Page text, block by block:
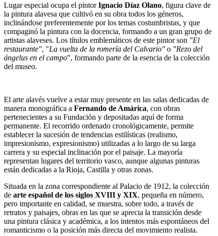
Lugar especial ocupa el pintorIgnacio Díaz Olano, figura clave de
la pintura alavesa que cultivó en su obra todos los géneros,
inclinándose preferentemente por los temas costumbristas, y que
compaginó la pintura con la docencia, formando a un gran grupo de
artistas alaveses. Los títulos emblemáticos de este pintor son "El
restaurante", "La vuelta de la romería del Calvario" o "Rezo del
ángelus en el campo", formando parte de la esencia de la colección
del museo.
El arte alavés vuelve a estar muy presente en las salas dedicadas de
manera monográfica a Fernando de Amárica, con obras
pertenecientes a su Fundación y depositadas aquí de forma
permanente. El recorrido ordenado cronológicamente, permite
establecer la sucesión de tendencias estilísticas (realismo,
impresionismo, expresionismo) utilizadas a lo largo de su larga
carrera y su especial inclinación por el paisaje. La mayoría
representan lugares del territorio vasco, aunque algunas pinturas
están dedicadas a la Rioja, Castilla y otras zonas.
Situada en la zona correspondiente al Palacio de 1912, la colección
de arte español de los siglos XVIII y XIX, pequeña en número,
pero importante en calidad, se muestra, sobre todo, a través de
retratos y paisajes, obras en las que se aprecia la transición desde
una pintura clásica y académica, a los intentos más espontáneos del
romanticismo o la posición más directa del movimiento realista.